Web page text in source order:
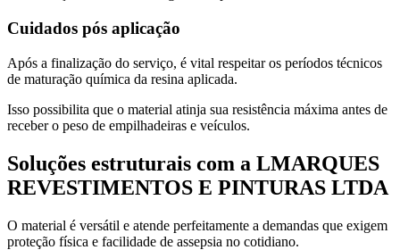
Cuidados pós aplicação
Após a finalização do serviço, é vital respeitar os períodos técnicos
de maturação química da resina aplicada.
Isso possibilita que o material atinja sua resistência máxima antes de
receber o peso de empilhadeiras e veículos.
Soluções estruturais com a LMARQUES
REVESTIMENTOS E PINTURAS LTDA
O material é versátil e atende perfeitamente a demandas que exigem
proteção física e facilidade de assepsia no cotidiano.